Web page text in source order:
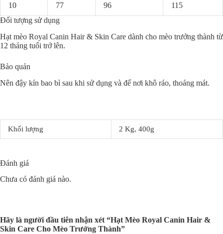
10 77 96
115
Đối tượng sử dụng
Hạt mèo Royal Canin Hair & Skin Care dành cho mèo trưởng thành từ
12 tháng tuổi trở lên.
Bảo quản
Nên đậy kín bao bì sau khi sử dụng và để nơi khô ráo, thoáng mát.
Khối lượng 2 Kg, 400g
Đánh giá
Chưa có đánh giá nào.
Hãy là người đầu tiên nhận xét “Hạt Mèo Royal Canin Hair &
Skin Care Cho Mèo Trưởng Thành”